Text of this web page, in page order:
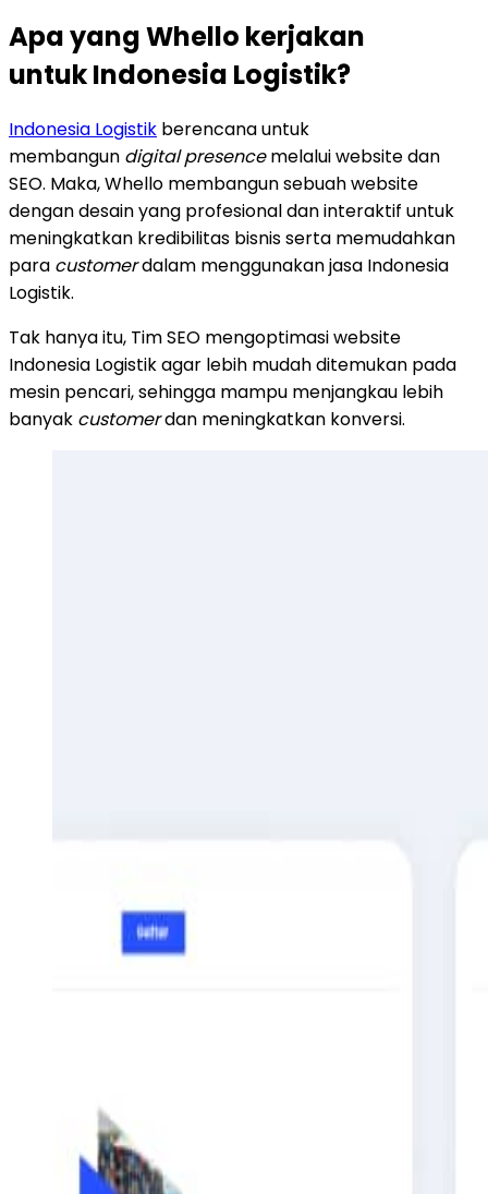
Apa yang Whello kerjakan
untuk Indonesia Logistik?
Indonesia Logistik berencana untuk
membangun digital presencemelalui website dan
SEO. Maka, Whello membangun sebuah website
dengan desain yang profesional dan interaktif untuk
meningkatkan kredibilitas bisnis serta memudahkan
para customerdalam menggunakan jasa Indonesia
Logistik.
Tak hanya itu, Tim SEO mengoptimasi website
Indonesia Logistik agar lebih mudah ditemukan pada
mesin pencari, sehingga mampu menjangkau lebih
banyak customerdan meningkatkan konversi.